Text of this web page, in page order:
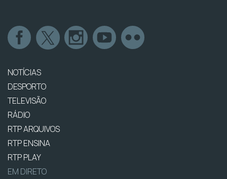
NOTÍCIAS
DESPORTO
TELEVISÃO
RÁDIO
RTP ARQUIVOS
RTP ENSINA
RTP PLAY
EM DIRETO